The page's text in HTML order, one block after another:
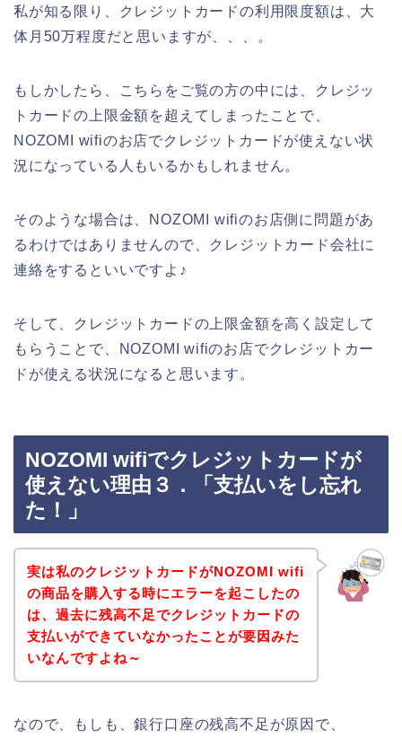
私が知る限り、クレジットカードの利用限度額は、大
体月50万程度だと思いますが、、、。
もしかしたら、こちらをご覧の方の中には、クレジッ
トカードの上限金額を超えてしまったことで、
NOZOMI wifiのお店でクレジットカードが使えない状
況になっている人もいるかもしれません。
そのような場合は、NOZOMI wifiのお店側に問題があ
るわけではありませんので、クレジットカード会社に
連絡をするといいですよ♪
そして、クレジットカードの上限金額を高く設定して
もらうことで、NOZOMI wifiのお店でクレジットカー
ドが使える状況になると思います。
NOZOMI wifiでクレジットカードが
使えない理由３．「支払いをし忘れ
た！」
実は私のクレジットカードがNOZOMI wifi
の商品を購入する時にエラーを起こしたの
は、過去に残高不足でクレジットカードの
支払いができていなかったことが要因みた
いなんですよね～
なので、もしも、銀行口座の残高不足が原因で、